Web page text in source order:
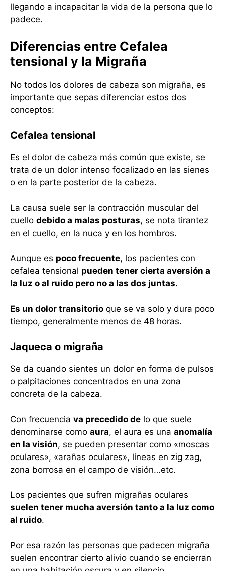
llegando a incapacitar la vida de la persona que lo
padece.
Diferencias entre Cefalea
tensional y la Migraña
No todos los dolores de cabeza son migraña, es
importante que sepas diferenciar estos dos
conceptos:
Cefalea tensional
Es el dolor de cabeza más común que existe, se
trata de un dolor intenso focalizado en las sienes
o en la parte posterior de la cabeza.
La causa suele ser la contracción muscular del
cuello debido a malas posturas, se nota tirantez
en el cuello, en la nuca y en los hombros.
Aunque es poco frecuente, los pacientes con
cefalea tensional pueden tener cierta aversión a
la luz o al ruido pero no a las dos juntas.
Es un dolor transitorio que se va solo y dura poco
tiempo, generalmente menos de 48 horas.
Jaqueca o migraña
Se da cuando sientes un dolor en forma de pulsos
o palpitaciones concentrados en una zona
concreta de la cabeza.
Con frecuencia va precedido de lo que suele
denominarse como aura, el aura es una anomalía
en la visión, se pueden presentar como «moscas
oculares», «arañas oculares», líneas en zig zag,
zona borrosa en el campo de visión…etc.
Los pacientes que sufren migrañas oculares
suelen tener mucha aversión tanto a la luz como
al ruido.
Por esa razón las personas que padecen migraña
suelen encontrar cierto alivio cuando se encierran